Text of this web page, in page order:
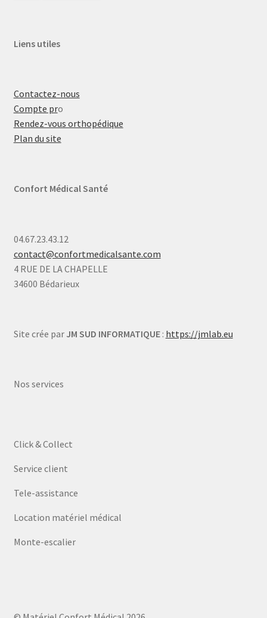
Liens utiles
Contactez-nous
Compte pro
Rendez-vous orthopédique
Plan du site
Confort Médical Santé
04.67.23.43.12
contact@confortmedicalsante.com
4 RUE DE LA CHAPELLE
34600 Bédarieux
Site crée par JM SUD INFORMATIQUE: https://jmlab.eu
Nos services
Click & Collect
Service client
Tele-assistance
Location matériel médical
Monte-escalier